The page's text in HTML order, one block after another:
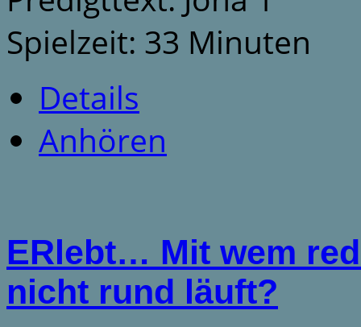
Spielzeit: 33 Minuten
Details
Anhören
ERlebt… Mit wem
nicht rund läuft?